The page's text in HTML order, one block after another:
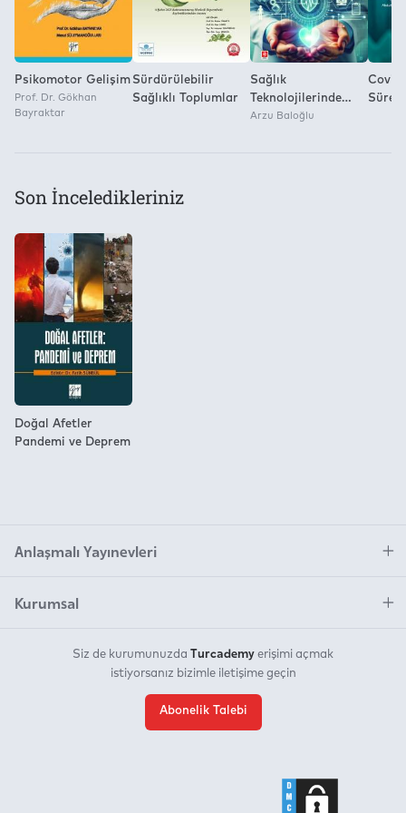
Psikomotor Gelişim
Prof. Dr. Gökhan
Bayraktar
Sürdürülebilir
Sağlıklı Toplumlar
Sağlık
Teknolojilerinde
Gelecek İnovasyon
Arzu Baloğlu
Covid-
Son İnceledikleriniz
Doğal Afetler
Pandemi ve Deprem
Anlaşmalı Yayınevleri
Kurumsal
Siz de kurumunuzda Turcademy erişimi açmak
istiyorsanız bizimle iletişime geçin
Abonelik Talebi